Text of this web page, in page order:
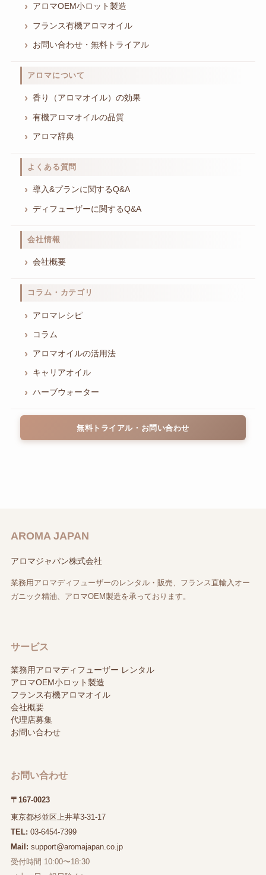
アロマOEM小ロット製造
フランス有機アロマオイル
お問い合わせ・無料トライアル
アロマについて
香り（アロマオイル）の効果
有機アロマオイルの品質
アロマ辞典
よくある質問
導入&プランに関するQ&A
ディフューザーに関するQ&A
会社情報
会社概要
コラム・カテゴリ
アロマレシピ
コラム
アロマオイルの活用法
キャリアオイル
ハーブウォーター
無料トライアル・お問い合わせ
AROMA JAPAN
アロマジャパン株式会社
業務用アロマディフューザーのレンタル・販売、フランス直輸入オー
ガニック精油、アロマOEM製造を承っております。
サービス
業務用アロマディフューザー レンタル
アロマOEM小ロット製造
フランス有機アロマオイル
会社概要
代理店募集
お問い合わせ
お問い合わせ
〒167-0023
東京都杉並区上井草3-31-17
TEL: 03-6454-7399
Mail: support@aromajapan.co.jp
受付時間 10:00〜18:30